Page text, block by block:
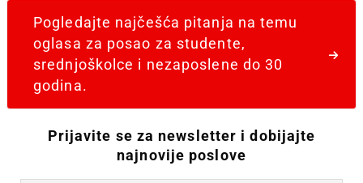
Pogledajte najčešća pitanja na temu
oglasa za posao za studente,
srednjoškolce i nezaposlene do 30
godina.
Prijavite se za newsletter i dobijajte
najnovije poslove